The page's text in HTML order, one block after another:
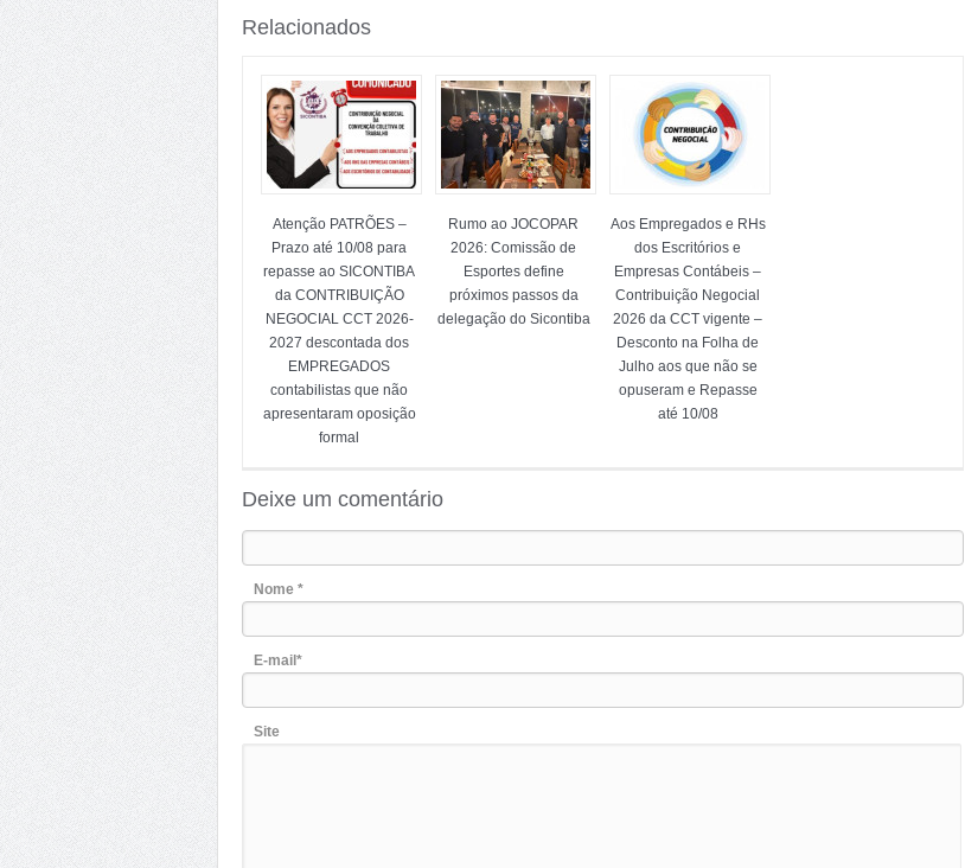
Relacionados
Atenção PATRÕES –
Prazo até 10/08 para
repasse ao SICONTIBA
da CONTRIBUIÇÃO
NEGOCIAL CCT 2026-
2027 descontada dos
EMPREGADOS
contabilistas que não
apresentaram oposição
formal
Rumo ao JOCOPAR
2026: Comissão de
Esportes define
próximos passos da
delegação do Sicontiba
Aos Empregados e RHs
dos Escritórios e
Empresas Contábeis –
Contribuição Negocial
2026 da CCT vigente –
Desconto na Folha de
Julho aos que não se
opuseram e Repasse
até 10/08
Deixe um comentário
Nome *
E-mail*
Site